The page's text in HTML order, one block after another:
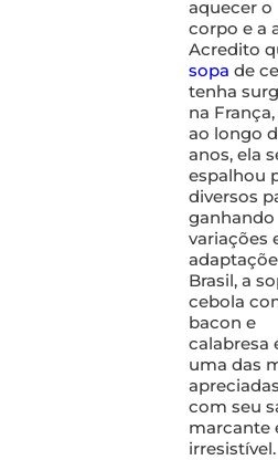
aquecer o
corpo e a
Acredito
sopa de
tenha
na
ao longo
anos, ela
espalhou
diversos
ganhando
variações
Brasil, a
cebola
bacon e
calabresa
uma das
com seu
marcante
irresistível.